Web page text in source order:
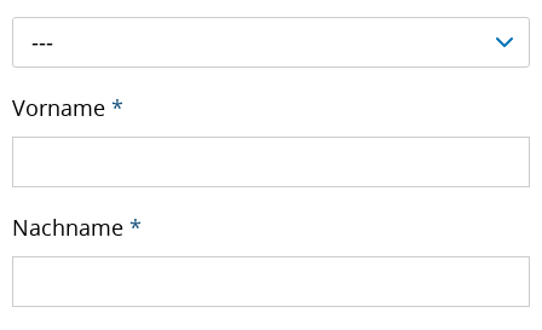
---
Vorname *
Nachname *